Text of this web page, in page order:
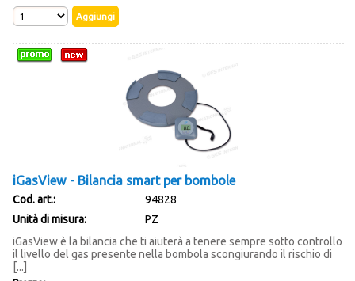
iGasView - Bilancia smart per bombole
Cod. art.:
94828
Unità di misura:
PZ
iGasView è la bilancia che ti aiuterà a tenere sempre sotto controllo
il livello del gas presente nella bombola scongiurando il rischio di
[...]